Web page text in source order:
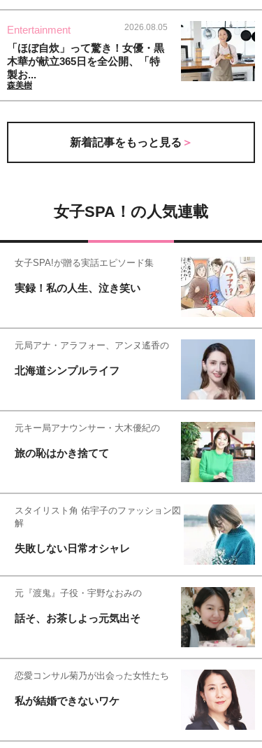
Entertainment 2026.08.05
「ほぼ自炊」って驚き！女優・黒
木華が献立365日を全公開、「特
製お...
森美樹
新着記事をもっと見る
女子SPA！の人気連載
女子SPA!が贈る実話エピソード集
実録！私の人生、泣き笑い
元局アナ・アラフォー、アンヌ遙香の
北海道シンプルライフ
元キー局アナウンサー・大木優紀の
旅の恥はかき捨てて
スタイリスト角 佑宇子のファッション図
解
失敗しない日常オシャレ
元『渡鬼』子役・宇野なおみの
話そ、お茶しよっ元気出そ
恋愛コンサル菊乃が出会った女性たち
私が結婚できないワケ